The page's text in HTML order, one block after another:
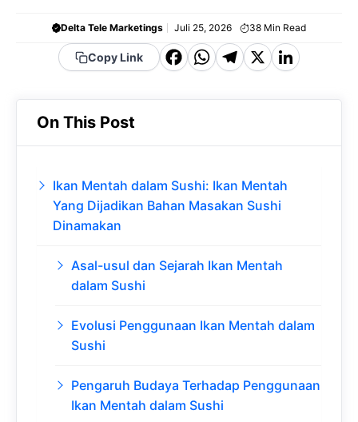
Delta Tele Marketings Juli 25, 2026 38 Min Read
Copy Link
F
c
o
o
W
a
A
p
T
e
a
m
X Li
k
In
On This Post
Ikan Mentah dalam Sushi: Ikan Mentah
Yang Dijadikan Bahan Masakan Sushi
Dinamakan
Asal-usul dan Sejarah Ikan Mentah
dalam Sushi
Evolusi Penggunaan Ikan Mentah dalam
Sushi
Pengaruh Budaya Terhadap Penggunaan
Ikan Mentah dalam Sushi